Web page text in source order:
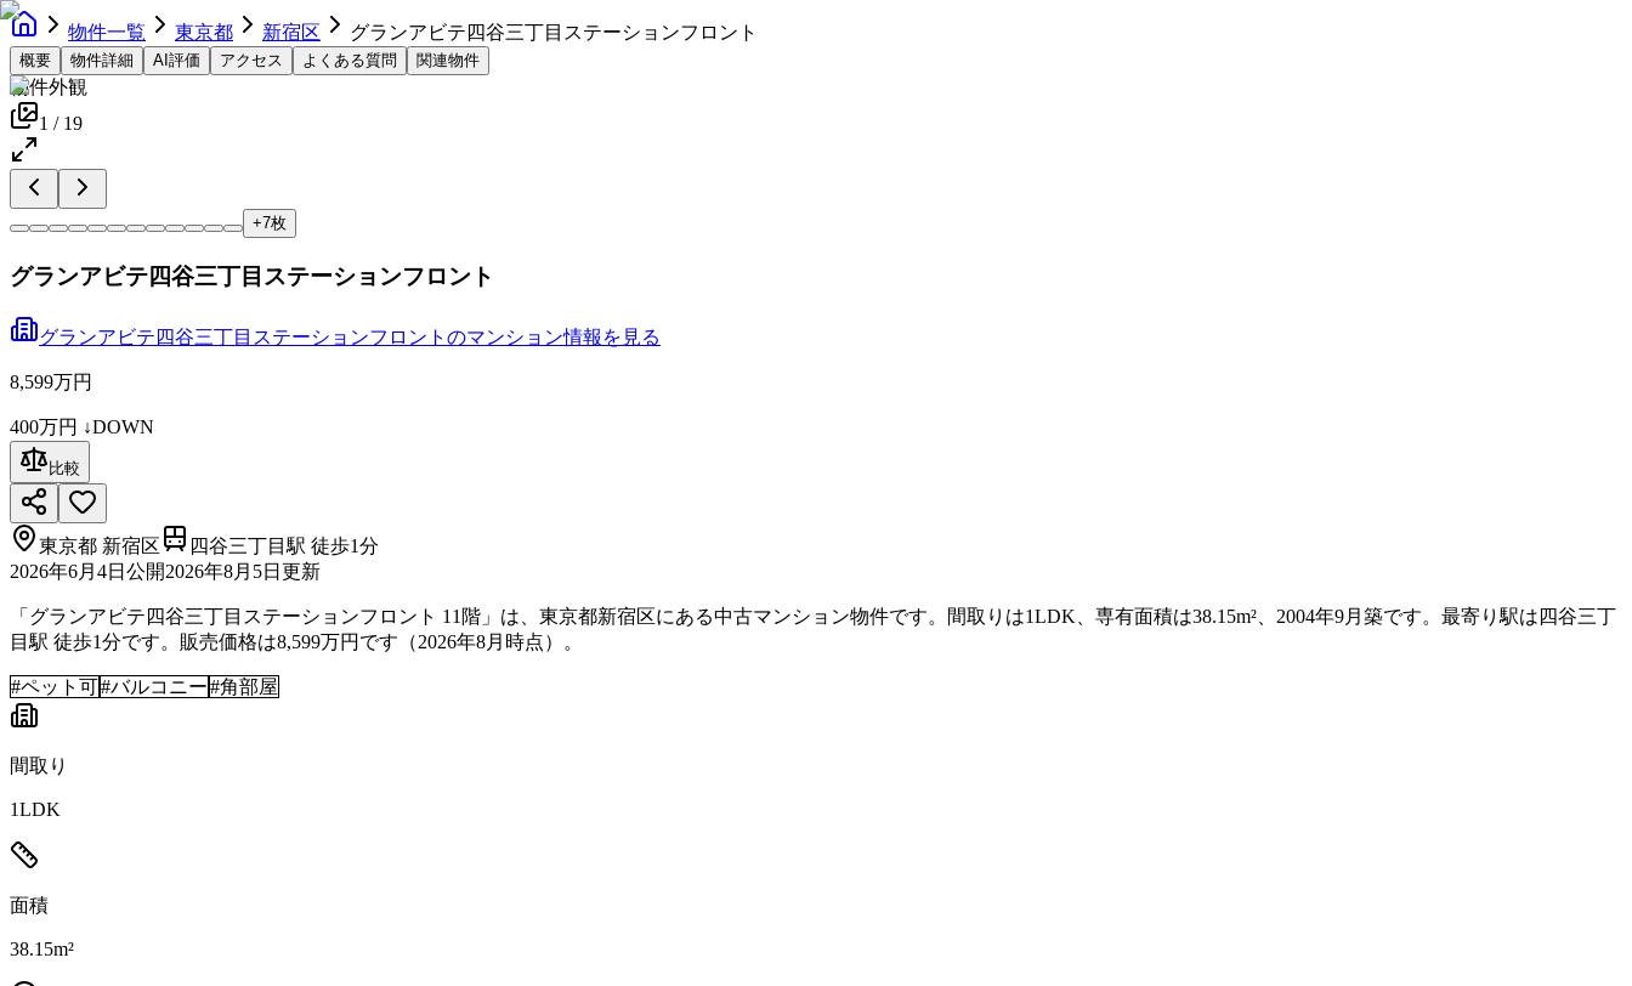
物件一覧 東京都 新宿区 グランアビテ四谷三丁目ステーションフロント
概要 物件詳細 AI評価 アクセス よくある質問 関連物件
物件外観
1 / 19
+7枚
グランアビテ四谷三丁目ステーションフロント
グランアビテ四谷三丁目ステーションフロント のマンション情報を見る
8,599万円
400万円 ↓DOWN
比較
東京都 新宿区
四谷三丁目駅 徒歩1分
2026年6月4日 公開2026年8月5日 更新
「グランアビテ四谷三丁目ステーションフロント 11階」は、東京都新宿区にある中古マンション物件です。間取りは1LDK、専有面積は38.15m²、2004年9月築です。最寄り駅は四谷三丁
目駅 徒歩1分です。販売価格は8,599万円です（2026年8月時点）。
#ペット可#バルコニー#角部屋
間取り
1LDK
面積
38.15m²